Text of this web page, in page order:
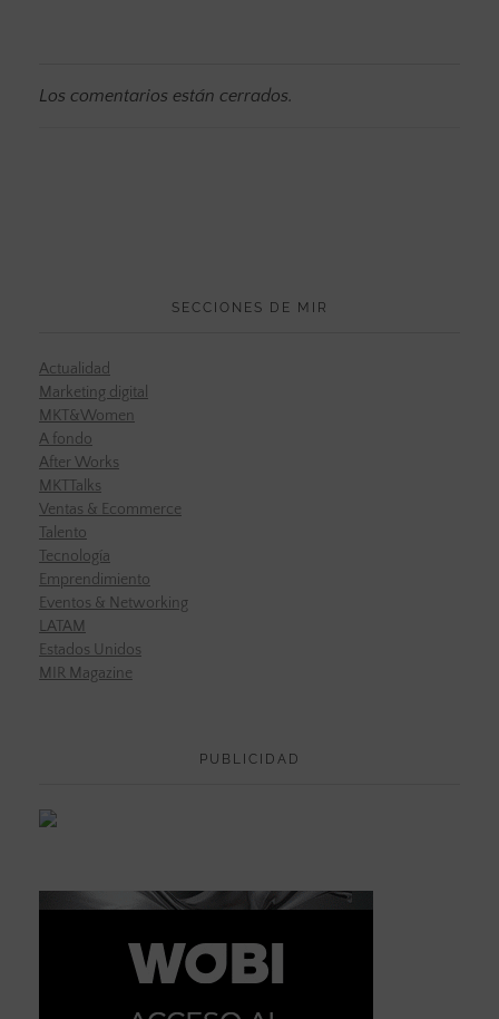
Los comentarios están cerrados.
SECCIONES DE MIR
Actualidad
Marketing digital
MKT&Women
A fondo
After Works
MKTTalks
Ventas & Ecommerce
Talento
Tecnología
Emprendimiento
Eventos & Networking
LATAM
Estados Unidos
MIR Magazine
PUBLICIDAD